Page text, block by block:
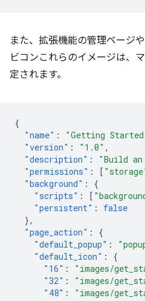
また、拡張機能の管理ページ
ビコンこれらのイメージは、
定されます。
{
"name" : "Getting Started
"version" : "1.0" ,
"description" : "Build
"permissions" : [
"background" :
{
"scripts" : [
"persistent" :
false
},
"page_action" :
{
"default_popup" :
"default_icon" :
{
"16" : "images/
"32" : "images/
"48" : "images/